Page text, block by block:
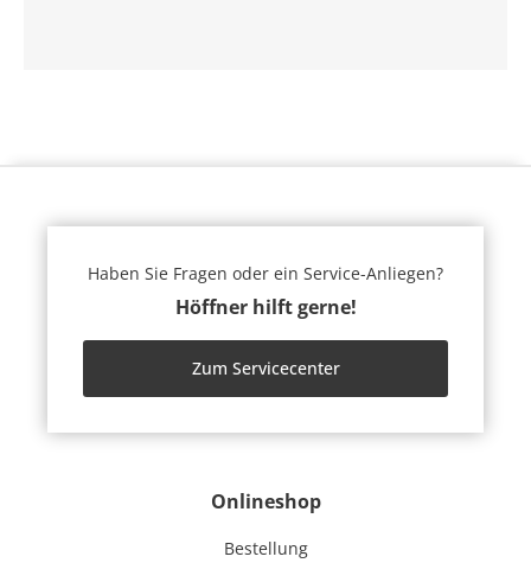
Onlineshop
Bestellung
Haben Sie Fragen oder ein Service-Anliegen?
Höffner hilft gerne!
Zum Servicecenter